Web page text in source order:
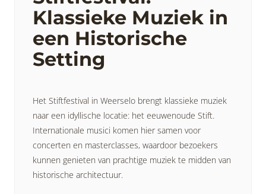
Klassieke Muziek in
een Historische
Setting
Het Stiftfestival in Weerselo brengt klassieke muziek
naar een idyllische locatie: het eeuwenoude Stift.
Internationale musici komen hier samen voor
concerten en masterclasses, waardoor bezoekers
kunnen genieten van prachtige muziek te midden van
historische architectuur.